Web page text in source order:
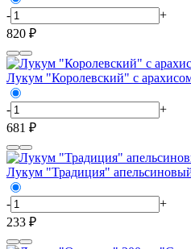
-
+
820 ₽
Лукум "Королевский" с
-
+
681 ₽
Лукум "Традиция"
-
+
233 ₽